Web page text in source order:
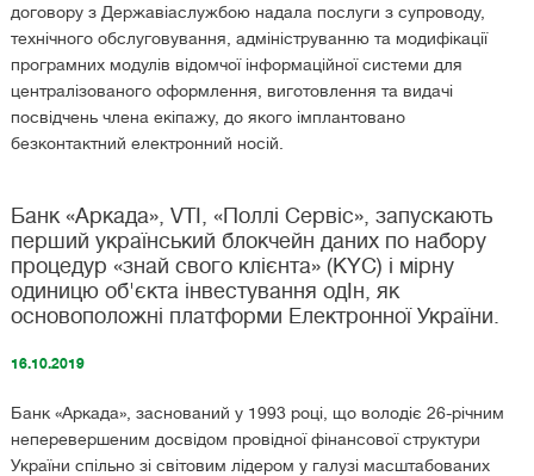
договору з Державіаслужбою надала послуги з супроводу,
технічного обслуговування, адмініструванню та модифікації
програмних модулів відомчої інформаційної системи для
централізованого оформлення, виготовлення та видачі
посвідчень члена екіпажу, до якого імплантовано
безконтактний електронний носій.
Банк «Аркада», VTI, «Поллі Сервіс», запускають
перший український блокчейн даних по набору
процедур «знай свого клієнта» (KYC) і мірну
одиницю об'єкта інвестування одIн, як
основоположні платформи Електронної України.
16.10.2019
Банк «Аркада», заснований у 1993 році, що володіє 26-річним
неперевершеним досвідом провідної фінансової структури
України спільно зі світовим лідером у галузі масштабованих